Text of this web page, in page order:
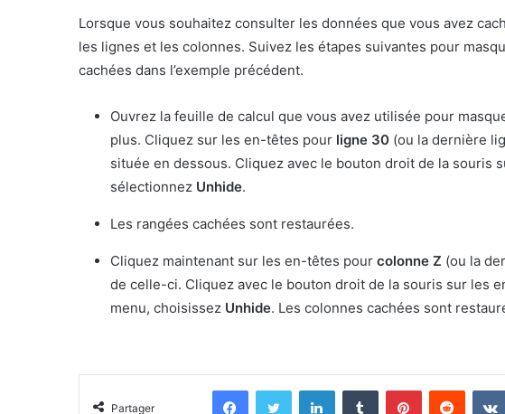
Lorsque vous souhaitez consulter les données que vous avez
les lignes et les colonnes. Suivez les étapes suivantes pour
cachées dans l’exemple précédent.
Ouvrez la feuille de calcul que vous avez utilisée pour
plus. Cliquez sur les en-têtes pour ligne 30 (ou la dernière
située en dessous. Cliquez avec le bouton droit de la souris
sélectionnez Unhide.
Les rangées cachées sont restaurées.
Cliquez maintenant sur les en-têtes pour colonne Z (ou la
de celle-ci. Cliquez avec le bouton droit de la souris sur les
menu, choisissez Unhide. Les colonnes cachées sont
Partager
FacebookTwitter LinkedinTumblr PinterestReddit